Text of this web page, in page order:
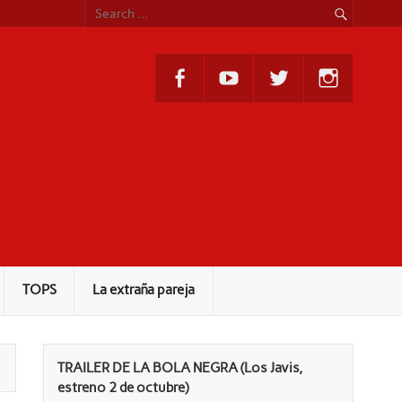
TOPS La extraña pareja
TRAILER DE LA BOLA NEGRA (Los Javis,
estreno 2 de octubre)